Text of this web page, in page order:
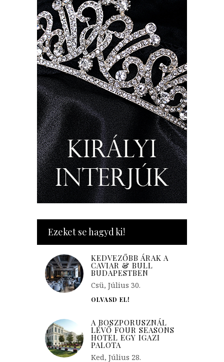
Ezeket se hagyd ki!
KEDVEZŐBB ÁRAK A
CAVIAR & BULL
BUDAPESTBEN
Csü, Július 30.
OLVASD EL!
A BOSZPORUSZNÁL
LÉVŐ FOUR SEASONS
HOTEL EGY IGAZI
PALOTA
Ked, Július 28.